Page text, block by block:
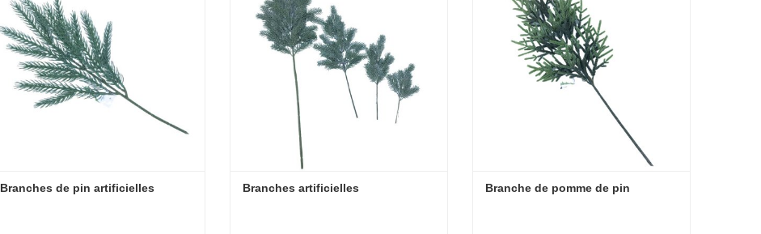
Branches de pin artificielles Branches artificielles Branche de pomme de pin